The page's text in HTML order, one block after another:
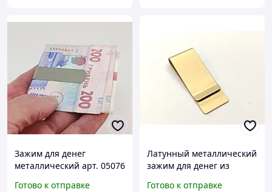
Зажим для денег
металлический арт. 05076
Готово к отправке
Латунный металлический
зажим для денег из
Готово к отправке